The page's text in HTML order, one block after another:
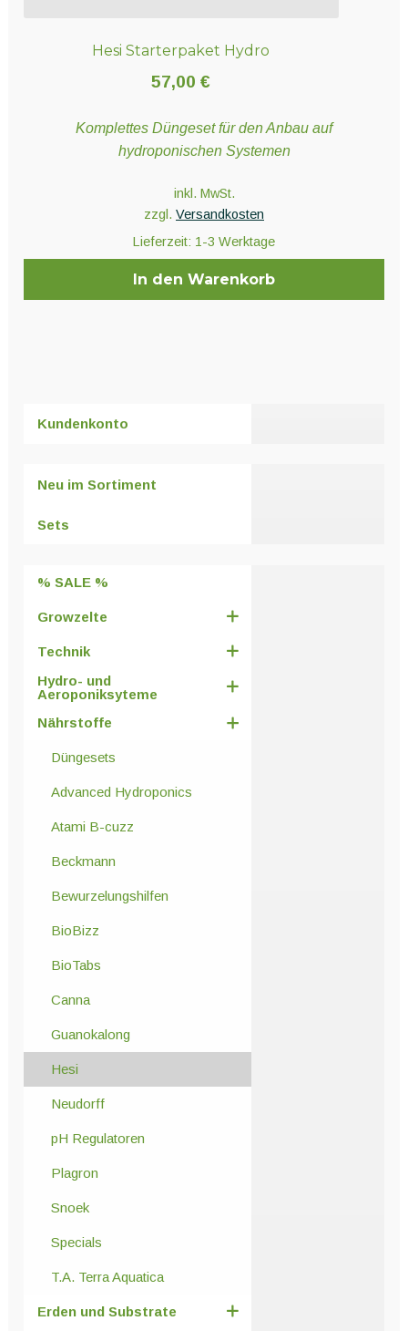
Hesi Starterpaket Hydro
57,00€
Komplettes Düngeset für den Anbau auf
hydroponischen Systemen
inkl. MwSt.
zzgl. Versandkosten
Lieferzeit: 1-3 Werktage
In den Warenkorb
Kundenkonto
Neu im Sortiment
Sets
% SALE %
Growzelte
Technik
Hydro- und
Aeroponiksyteme
Nährstoffe
Düngesets
Advanced Hydroponics
Atami B-cuzz
Beckmann
Bewurzelungshilfen
BioBizz
BioTabs
Canna
Guanokalong
Hesi
Neudorff
pH Regulatoren
Plagron
Snoek
Specials
T.A. Terra Aquatica
Erden und Substrate